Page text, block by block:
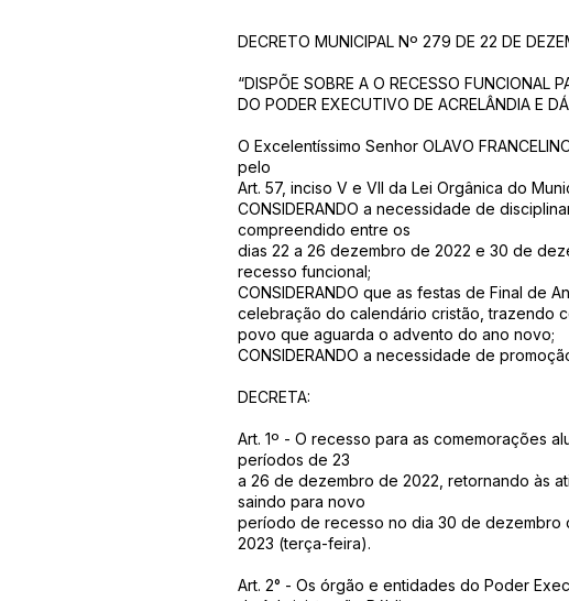
DECRETO MUNICIPAL Nº 279 DE 22 DE
“DISPÕE SOBRE A O RECESSO FUNCIONAL
DO PODER EXECUTIVO DE ACRELÂNDIA E
O Excelentíssimo Senhor OLAVO
pelo
Art. 57, inciso V e VII da Lei Orgânica do
CONSIDERANDO a necessidade de
compreendido entre os
dias 22 a 26 dezembro de 2022 e 30 de
recesso funcional;
CONSIDERANDO que as festas de Final de
celebração do calendário cristão, trazendo
povo que aguarda o advento do ano novo;
CONSIDERANDO a necessidade de
DECRETA:
Art. 1º - O recesso para as comemorações
períodos de 23
a 26 de dezembro de 2022, retornando às
saindo para novo
período de recesso no dia 30 de dezembro
2023 (terça-feira).
Art. 2° - Os órgão e entidades do Poder